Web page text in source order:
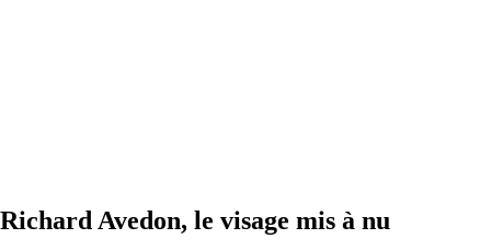
Richard Avedon, le visage mis à nu